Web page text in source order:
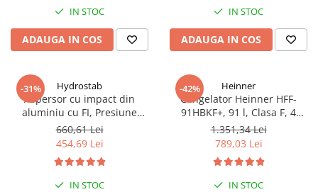
IN STOC
ADAUGA IN COS
IN STOC
ADAUGA IN COS
-31% Hydrostab
Aspersor cu impact din
aluminiu cu FI, Presiune
(bar)1.5-5, Diametru de
aspersie (m)32-58
660,61 Lei
454,69 Lei
IN STOC
-42% Heinner
Congelator Heinner HFF-
91HBKF+, 91 l, Clasa F, 4
sertare, Control mecanic, H 85
cm, Negru
1.351,34 Lei
789,03 Lei
IN STOC